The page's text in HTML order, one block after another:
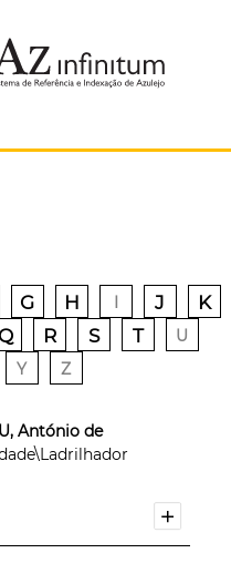
G H I J
K
Q R S T U
Y Z
António de